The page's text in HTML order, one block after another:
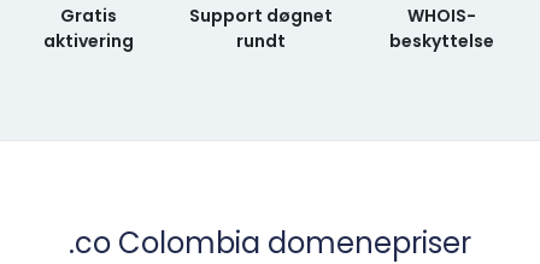
Gratis
aktivering
Support døgnet
rundt
WHOIS-
beskyttelse
.co Colombia domenepriser